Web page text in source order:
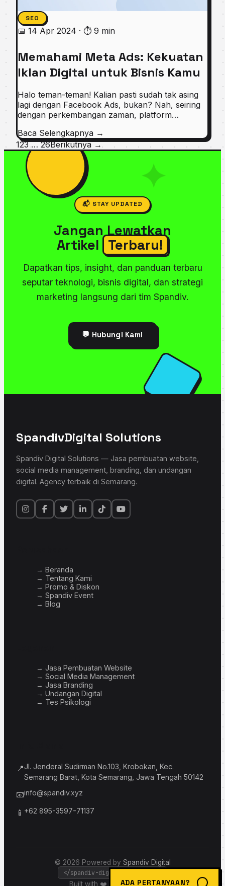
SEO
📅 14 Apr 2024 · ⏱ 9 min
Memahami Meta Ads: Kekuatan
Iklan Digital untuk Bisnis Kamu
Halo teman-teman! Kalian pasti sudah tak asing
lagi dengan Facebook Ads, bukan? Nah, seiring
dengan perkembangan zaman, platform…
Baca Selengkapnya →
123 … 26Berikutnya →
✦
📬 STAY UPDATED
Jangan Lewatkan
Artikel Terbaru!
Dapatkan tips, insight, dan panduan terbaru
seputar teknologi, bisnis digital, dan strategi
marketing langsung dari tim Spandiv.
💬 Hubungi Kami
SpandivDigital Solutions
Spandiv Digital Solutions — Jasa pembuatan website,
social media management, branding, dan undangan
digital. Agency terbaik di Semarang.
→ Beranda
→ Tentang Kami
→ Promo & Diskon
→ Spandiv Event
→ Blog
→ Jasa Pembuatan Website
→ Social Media Management
→ Jasa Branding
→ Undangan Digital
→ Tes Psikologi
📍Jl. Jenderal Sudirman No.103, Krobokan, Kec.
Semarang Barat, Kota Semarang, Jawa Tengah 50142
📧info@spandiv.xyz
📱 +62 895-3597-71137
© 2026 Powered by Spandiv Digital
</spandiv-digital-solutions>
Built with ❤️ & bold borders